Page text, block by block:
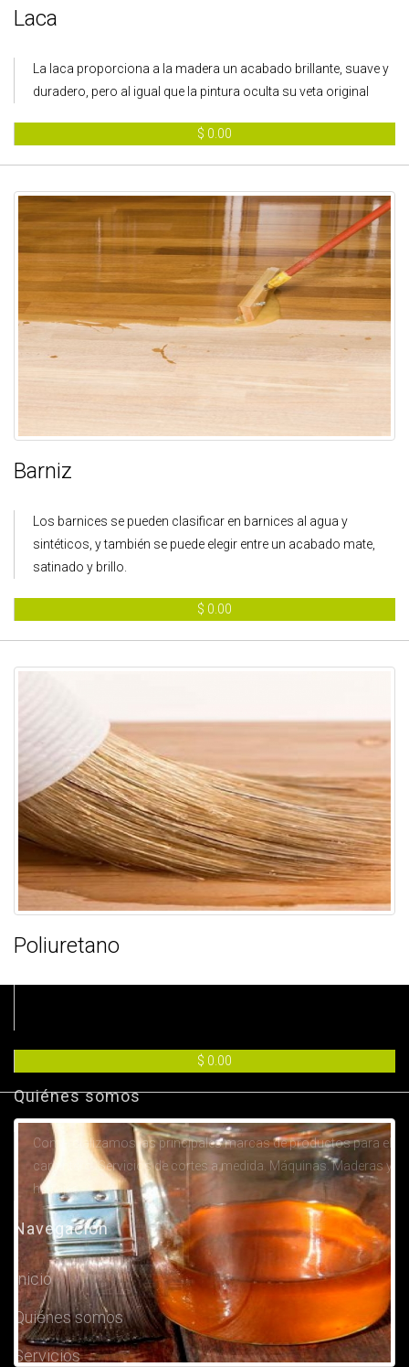
Laca
La laca proporciona a la madera un acabado brillante, suave y
duradero, pero al igual que la pintura oculta su veta original
$ 0.00
Barniz
Los barnices se pueden clasificar en barnices al agua y
sintéticos, y también se puede elegir entre un acabado mate,
satinado y brillo.
$ 0.00
Poliuretano
$ 0.00
Quiénes somos
Comercializamos las principales marcas de productos para el
carpintero. Servicios de cortes a medida. Máquinas. Maderas y
herrajes.
Navegación
Inicio
Quiénes somos
Servicios